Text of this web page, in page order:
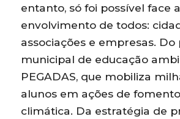
entanto, só foi possível face
envolvimento de todos:
associações e empresas.
municipal de educação
PEGADAS, que mobiliza
alunos em ações de
climática. Da estratégia de